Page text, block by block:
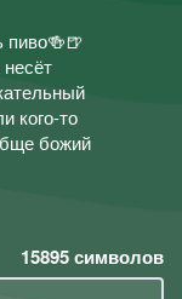
пиво🍻🍺
кого-то
божий
15895символов